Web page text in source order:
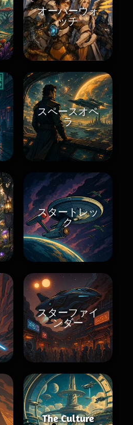
オーバーウォ
ッチ
スペースオペ
ラ
スタートレッ
ク
スターファイ
ンダー
The Culture